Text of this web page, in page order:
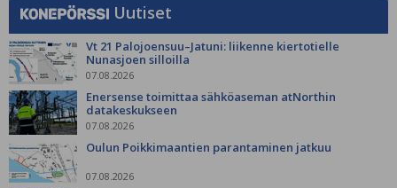
Uutiset
Vt 21 Palojoensuu–Jatuni: liikenne kiertotielle
Nunasjoen silloilla
07.08.2026
Enersense toimittaa sähköaseman atNorthin
datakeskukseen
07.08.2026
Oulun Poikkimaantien parantaminen jatkuu
07.08.2026